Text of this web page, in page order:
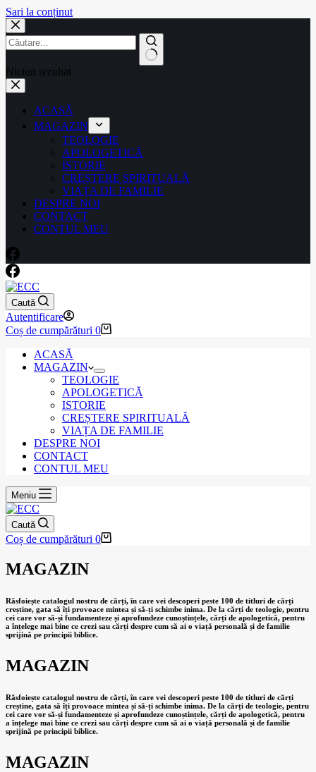
Sari la conținut
Niciun rezultat
ACASĂ
MAGAZIN
TEOLOGIE
APOLOGETICĂ
ISTORIE
CREȘTERE SPIRITUALĂ
VIAȚA DE FAMILIE
DESPRE NOI
CONTACT
CONTUL MEU
Caută
Autentificare
Coș de cumpărături 0
ACASĂ
MAGAZIN
TEOLOGIE
APOLOGETICĂ
ISTORIE
CREȘTERE SPIRITUALĂ
VIAȚA DE FAMILIE
DESPRE NOI
CONTACT
CONTUL MEU
Meniu
Caută
Coș de cumpărături 0
MAGAZIN
Răsfoiește catalogul nostru de cărți, în care vei descoperi peste 100 de titluri de cărți
creștine, gata să îți provoace mintea și să-ți schimbe inima. De la cărți de teologie, pentru
cei care vor să-și fundamenteze și aprofundeze cunoștințele, cărți de apologetică, pentru
a înțelege mai bine ce crezi sau cărți despre cum să ai o viață personală și de familie
sprijină pe principii biblice.
MAGAZIN
Răsfoiește catalogul nostru de cărți, în care vei descoperi peste 100 de titluri de cărți
creștine, gata să îți provoace mintea și să-ți schimbe inima. De la cărți de teologie, pentru
cei care vor să-și fundamenteze și aprofundeze cunoștințele, cărți de apologetică, pentru
a înțelege mai bine ce crezi sau cărți despre cum să ai o viață personală și de familie
sprijină pe principii biblice.
MAGAZIN